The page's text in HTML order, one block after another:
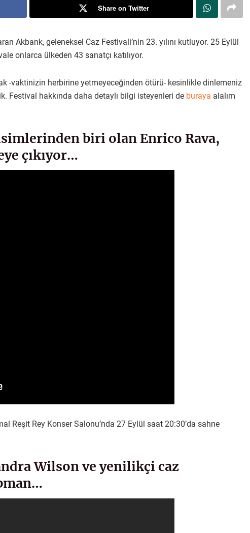
Share on Twitter
Akbank, geleneksel Caz Festivali’nin 23. yılını kutluyor. 25 Eylül
onlarca ülkeden 43 sanatçı katılıyor.
-vaktinizin herbirine yetmeyeceğinden ötürü- kesinlikle dinlemeniz
Festival hakkında daha detaylı bilgi isteyenleri de buraya alalım
biri olan Enrico Rava,
çıkıyor…
Reşit Rey Konser Salonu’nda 27 Eylül saat 20:30’da sahne
Wilson ve yenilikçi caz